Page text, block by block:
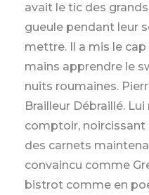
avait le tic des
gueule pendant leur
mettre. Il a mis le cap
mains apprendre le
nuits roumaines.
Brailleur Débraillé.
comptoir, noircissant
des carnets
convaincu comme
bistrot comme en